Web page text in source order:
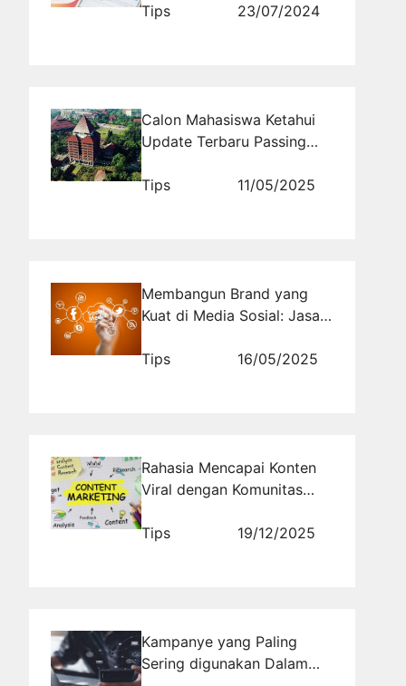
Tips 23/07/2024
Calon Mahasiswa Ketahui
Update Terbaru Passing
Semua Jurusan
Tips 11/05/2025
Membangun Brand yang
Kuat di Media Sosial: Jasa
yang Dapat Membantu
Tips 16/05/2025
Rahasia Mencapai Konten
Viral dengan Komunitas
Tips
19/12/2025
Kampanye yang Paling
Sering digunakan Dalam